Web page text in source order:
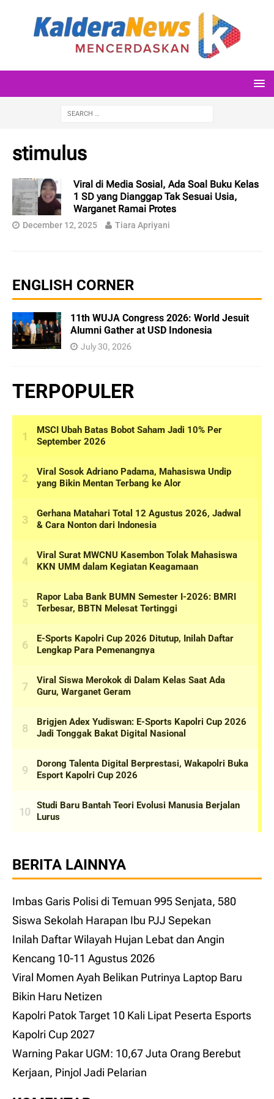
stimulus
Viral di Media Sosial, Ada Soal Buku Kelas
1 SD yang Dianggap Tak Sesuai Usia,
Warganet Ramai Protes
December 12, 2025 Tiara Apriyani
ENGLISH CORNER
11th WUJA Congress 2026: World Jesuit
Alumni Gather at USD Indonesia
July 30, 2026
TERPOPULER
BERITA LAINNYA
Imbas Garis Polisi di Temuan 995 Senjata, 580
Siswa Sekolah Harapan Ibu PJJ Sepekan
Inilah Daftar Wilayah Hujan Lebat dan Angin
Kencang 10-11 Agustus 2026
Viral Momen Ayah Belikan Putrinya Laptop Baru
Bikin Haru Netizen
Kapolri Patok Target 10 Kali Lipat Peserta Esports
Kapolri Cup 2027
Warning Pakar UGM: 10,67 Juta Orang Berebut
Kerjaan, Pinjol Jadi Pelarian